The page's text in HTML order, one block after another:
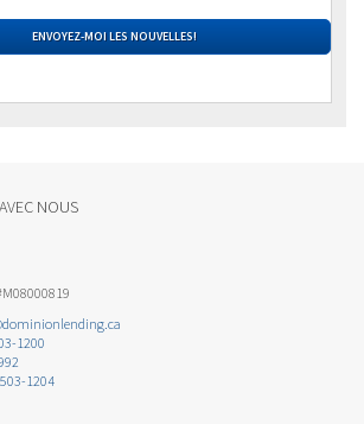
NOUS
1200
1204